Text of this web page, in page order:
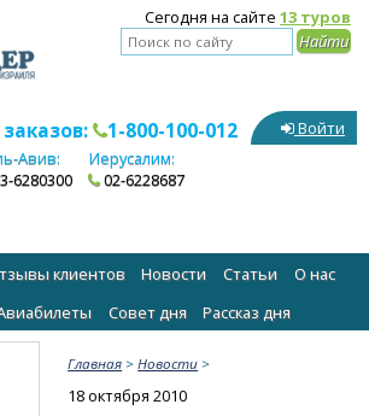
Сегодня на сайте 13 туров
1-800-100-012
Авив:
6280300
Иерусалим:
02-6228687
Войти
клиентов Новости Статьи
О нас
Cовет дня Рассказ дня
Главная >Новости >
18 октября 2010